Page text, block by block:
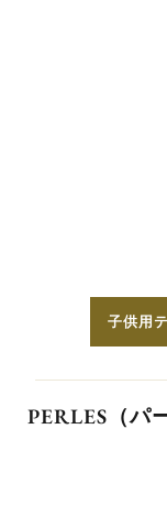
子供用
PERLES（パ